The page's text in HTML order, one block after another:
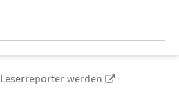
Leserreporter werden